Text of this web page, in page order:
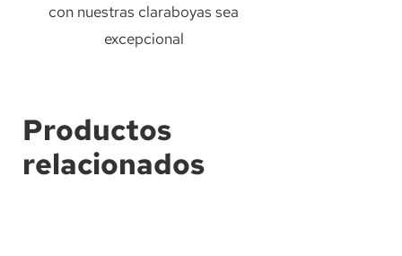
con nuestras claraboyas sea
excepcional
Productos
relacionados